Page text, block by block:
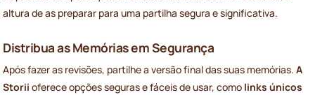
altura de as preparar para uma partilha segura e significativa.
Distribua as Memórias em Segurança
Após fazer as revisões, partilhe a versão final das suas memórias. A
Storii oferece opções seguras e fáceis de usar, como links únicos